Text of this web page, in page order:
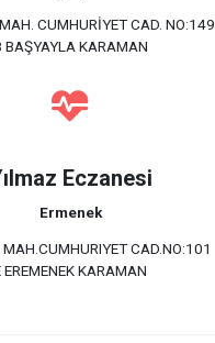
CUMHURİYET CAD. NO:149
BAŞYAYLA KARAMAN
Eczanesi
Ermenek
CAD.NO:101
EREMENEK KARAMAN